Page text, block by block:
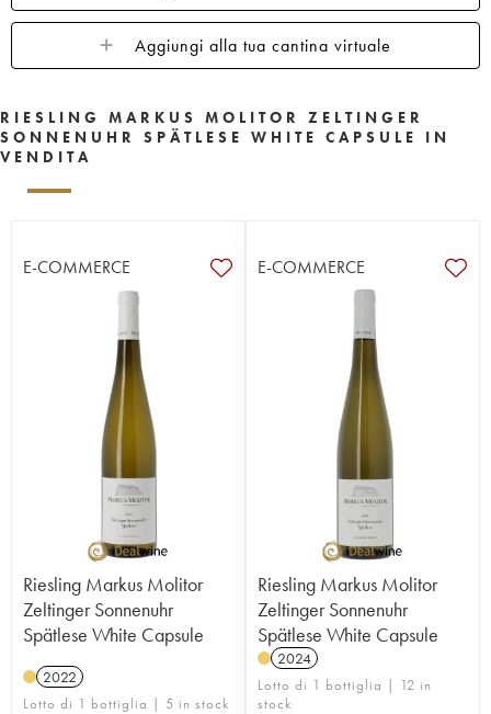
Aggiungi alla tua cantina virtuale
RIESLING MARKUS MOLITOR ZELTINGER
SONNENUHR SPÄTLESE WHITE CAPSULE IN
VENDITA
E-COMMERCE
Riesling Markus Molitor
Zeltinger Sonnenuhr
Spätlese White Capsule
2022
Lotto di 1 bottiglia | 5 in stock
E-COMMERCE
Riesling Markus Molitor
Zeltinger Sonnenuhr
Spätlese White Capsule
2024
Lotto di 1 bottiglia | 12 in
stock